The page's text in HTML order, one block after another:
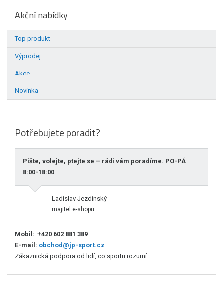
Akční nabídky
Top produkt
Výprodej
Akce
Novinka
Potřebujete poradit?
Pište, volejte, ptejte se – rádi vám poradíme. PO-PÁ
8:00-18:00
Ladislav Jezdinský
majitel e-shopu
Mobil: +420 602 881 389
E-mail: obchod@jp-sport.cz
Zákaznická podpora od lidí, co sportu rozumí.